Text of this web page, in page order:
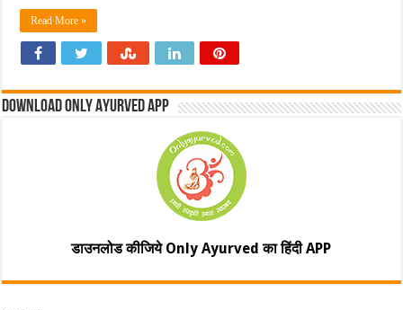
Read More »
Download Only Ayurved App
डाउनलोड कीजिये Only Ayurved का हिंदी APP